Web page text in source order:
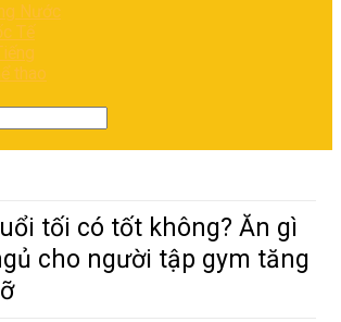
Nước
Tế
thao
tối có tốt không? Ăn gì
cho người tập gym tăng